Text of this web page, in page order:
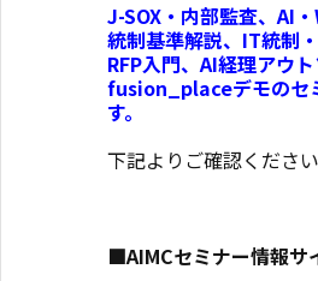
J-SOX・内部監査、AI
統制基準解説、IT統制・
RFP入門、AI経理アウト
fusion_placeデモのセ
す。
下記よりご確認ください
■AIMCセミナー情報サ